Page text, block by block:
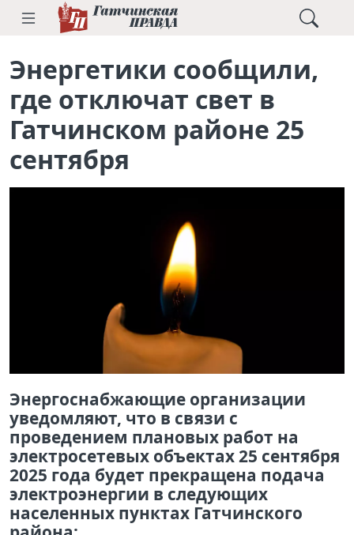
Энергетики сообщили,
где отключат свет в
Гатчинском районе 25
сентября
Энергоснабжающие организации
уведомляют, что в связи с
проведением плановых работ на
электросетевых объектах 25 сентября
2025 года будет прекращена подача
электроэнергии в следующих
населенных пунктах Гатчинского